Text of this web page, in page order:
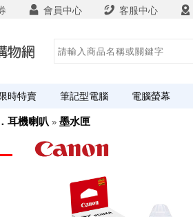
會員中心 客服中心
限時特賣 筆記型電腦 電腦螢幕
耳機喇叭 » 墨水匣
咖啡
!